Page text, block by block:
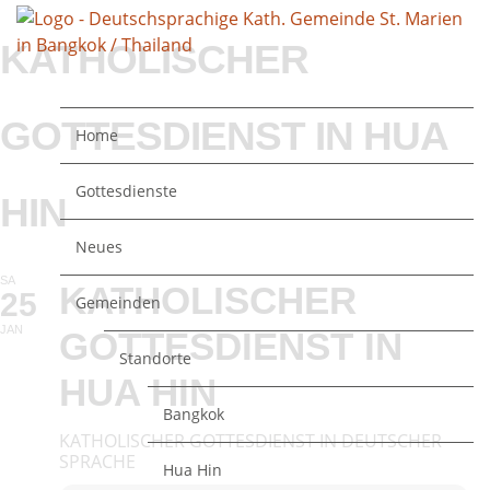
Home
Gottesdienste
Neues
Gemeinden
Standorte
Bangkok
Hua Hin
KATHOLISCHER
GOTTESDIENST IN HUA
HIN
SA
25
JAN
KATHOLISCHER
GOTTESDIENST IN
HUA HIN
KATHOLISCHER GOTTESDIENST IN DEUTSCHER
SPRACHE